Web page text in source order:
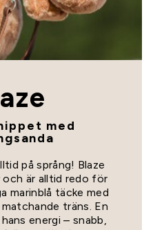
med
på språng! Blaze
och är alltid redo för
marinblå täcke med
träns. En
energi – snabb,